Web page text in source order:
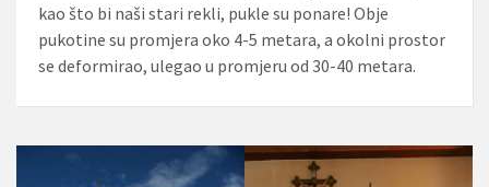
kao što bi naši stari rekli, pukle su ponare! Obje
pukotine su promjera oko 4-5 metara, a okolni prostor
se deformirao, ulegao u promjeru od 30-40 metara.